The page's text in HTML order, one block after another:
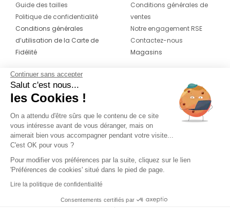
Guide des tailles
Politique de confidentialité
Conditions générales
d’utilisation de la Carte de
Fidélité
Conditions générales de
ventes
Notre engagement RSE
Contactez-nous
Magasins
CONTACT
04 42 20 78 42
Du lundi au jeudi de 8h30 à 16h30 & le
vendredi de 8h30 à 15h30
Continuer sans accepter
Salut c'est nous...
les Cookies !
On a attendu d'être sûrs que le contenu de ce site
vous intéresse avant de vous déranger, mais on
aimerait bien vous accompagner pendant votre visite...
C'est OK pour vous ?
Pour modifier vos préférences par la suite, cliquez sur le lien
'Préférences de cookies' situé dans le pied de page.
Lire la politique de confidentialité
Consentements certifiés par